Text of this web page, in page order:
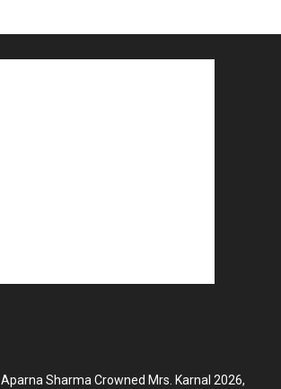
Aparna Sharma Crowned Mrs. Karnal 2026,